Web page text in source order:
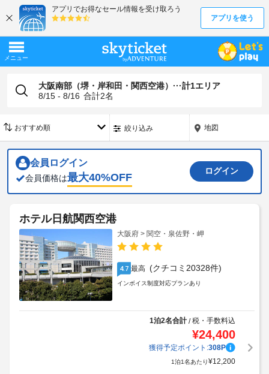
大阪南部（堺・岸和田・関西空港）···計1エリア
8/15 - 8/16 合計2名
絞り込み 地図
会員ログイン
会員価格は最大40%OFF
ログイン
ホテル日航関西空港
大阪府 > 関空・泉佐野・岬
4.7 最高 (クチコミ20328件)
インボイス制度対応プランあり
1泊2名合計/税・手数料込
¥24,400
獲得予定ポイント:308P
1泊1名あたり¥12,200